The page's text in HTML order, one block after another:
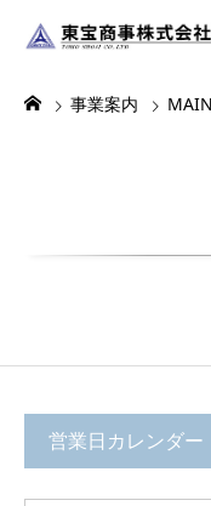
事業案内
営業日カレンダー